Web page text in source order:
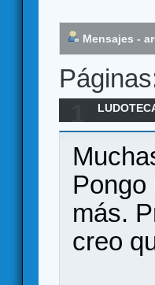
Mensajes -
Pongo
más.
creo